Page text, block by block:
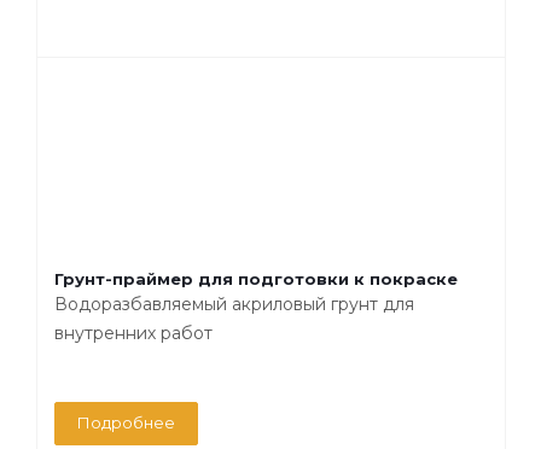
Грунт-праймер для подготовки к покраске
Водоразбавляемый акриловый грунт для
внутренних работ
Подробнее